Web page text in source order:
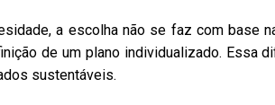
a escolha não se faz com base
de um plano individualizado. Essa
sustentáveis.